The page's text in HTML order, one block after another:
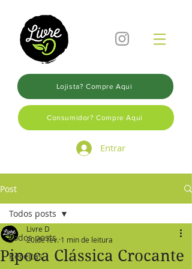
Lojista? Compre Aqui
Consumidor? Compre Aqui
Entrar
Post
Todos posts
Receitas
Todos posts
Pipoca Clássica Crocante
Livre D
20 de fev. 1 min de leitura